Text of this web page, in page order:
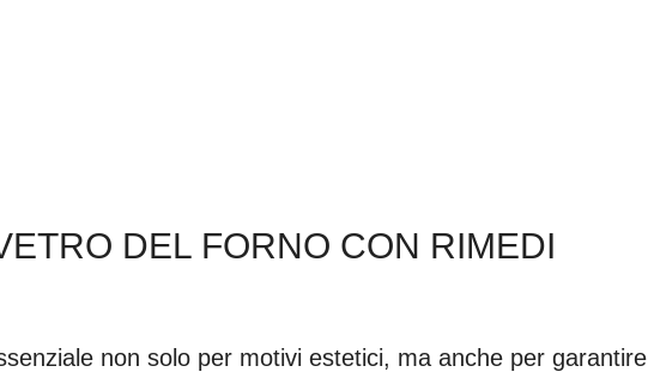
DEL FORNO CON RIMEDI
non solo per motivi estetici, ma anche per garantire